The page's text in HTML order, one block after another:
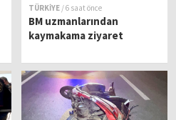
TÜRKİYE / 6 saat önce
BM uzmanlarından
kaymakama ziyaret